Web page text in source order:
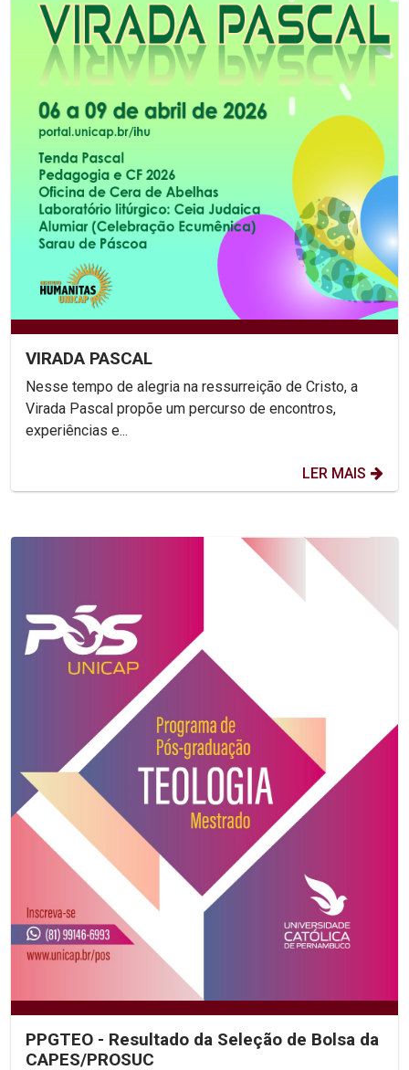
VIRADA PASCAL
Nesse tempo de alegria na ressurreição de Cristo, a
Virada Pascal propõe um percurso de encontros,
experiências e...
LER MAIS
PPGTEO - Resultado da Seleção de Bolsa da
CAPES/PROSUC